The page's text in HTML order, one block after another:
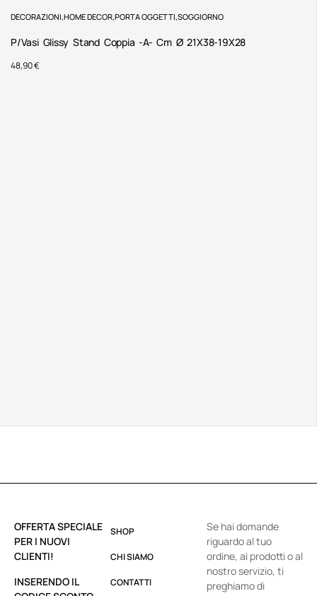
DECORAZIONI,HOME DECOR,PORTA OGGETTI,SOGGIORNO
P/Vasi Glissy Stand Coppia -A- Cm Ø 21X38-19X28
48,90€
OFFERTA SPECIALE
PER I NUOVI
CLIENTI!
INSERENDO IL
SHOP
CHI SIAMO
CONTATTI
Se hai domande
riguardo al tuo
ordine, ai prodotti o al
nostro servizio, ti
preghiamo di